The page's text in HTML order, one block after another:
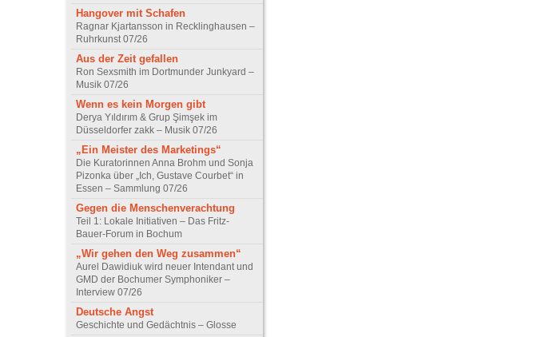
Hangover mit Schafen
Ragnar Kjartansson in Recklinghausen –
Ruhrkunst 07/26
Aus der Zeit gefallen
Ron Sexsmith im Dortmunder Junkyard –
Musik 07/26
Wenn es kein Morgen gibt
Derya Yıldırım & Grup Şimşek im
Düsseldorfer zakk – Musik 07/26
„Ein Meister des Marketings“
Die Kuratorinnen Anna Brohm und Sonja
Pizonka über „Ich, Gustave Courbet“ in
Essen – Sammlung 07/26
Gegen die Menschenverachtung
Teil 1: Lokale Initiativen – Das Fritz-
Bauer-Forum in Bochum
„Wir gehen den Weg zusammen“
Aurel Dawidiuk wird neuer Intendant und
GMD der Bochumer Symphoniker –
Interview 07/26
Deutsche Angst
Geschichte und Gedächtnis – Glosse